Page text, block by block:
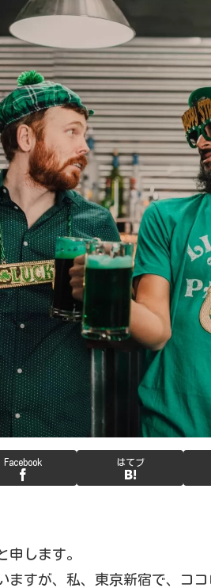
Facebook はてブ
申します。
ますが、私、東京新宿で、コ